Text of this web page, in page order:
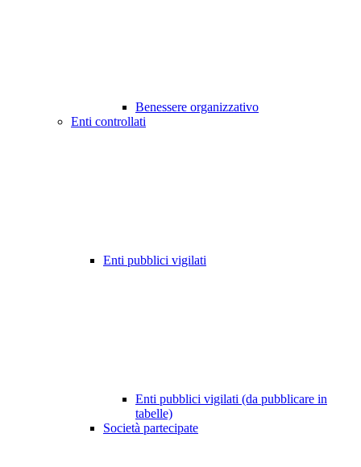
Benessere organizzativo
Enti controllati
Enti pubblici vigilati
Enti pubblici vigilati (da pubblicare in
tabelle)
Società partecipate